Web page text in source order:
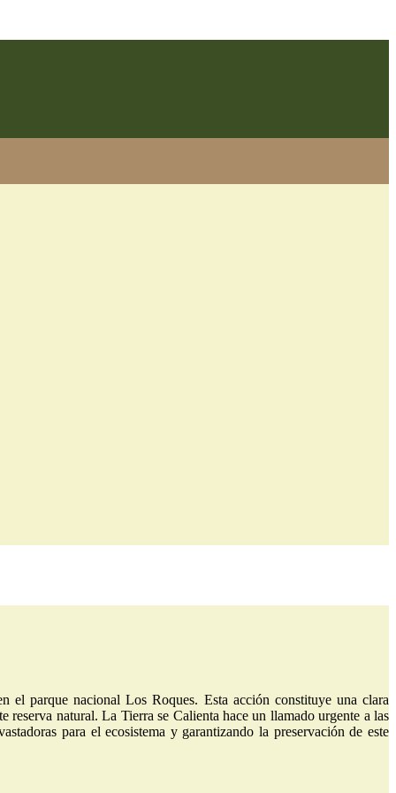
el parque nacional Los Roques. Esta acción constituye una clara
natural. La Tierra se Calienta hace un llamado urgente a las
para el ecosistema y garantizando la preservación de este